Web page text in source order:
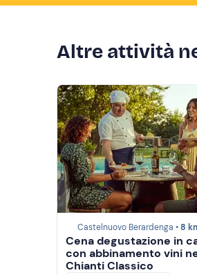
Altre attività
Castelnuovo Berardenga •8 km
Cena degustazione in
con abbinamento vini
Chianti Classico